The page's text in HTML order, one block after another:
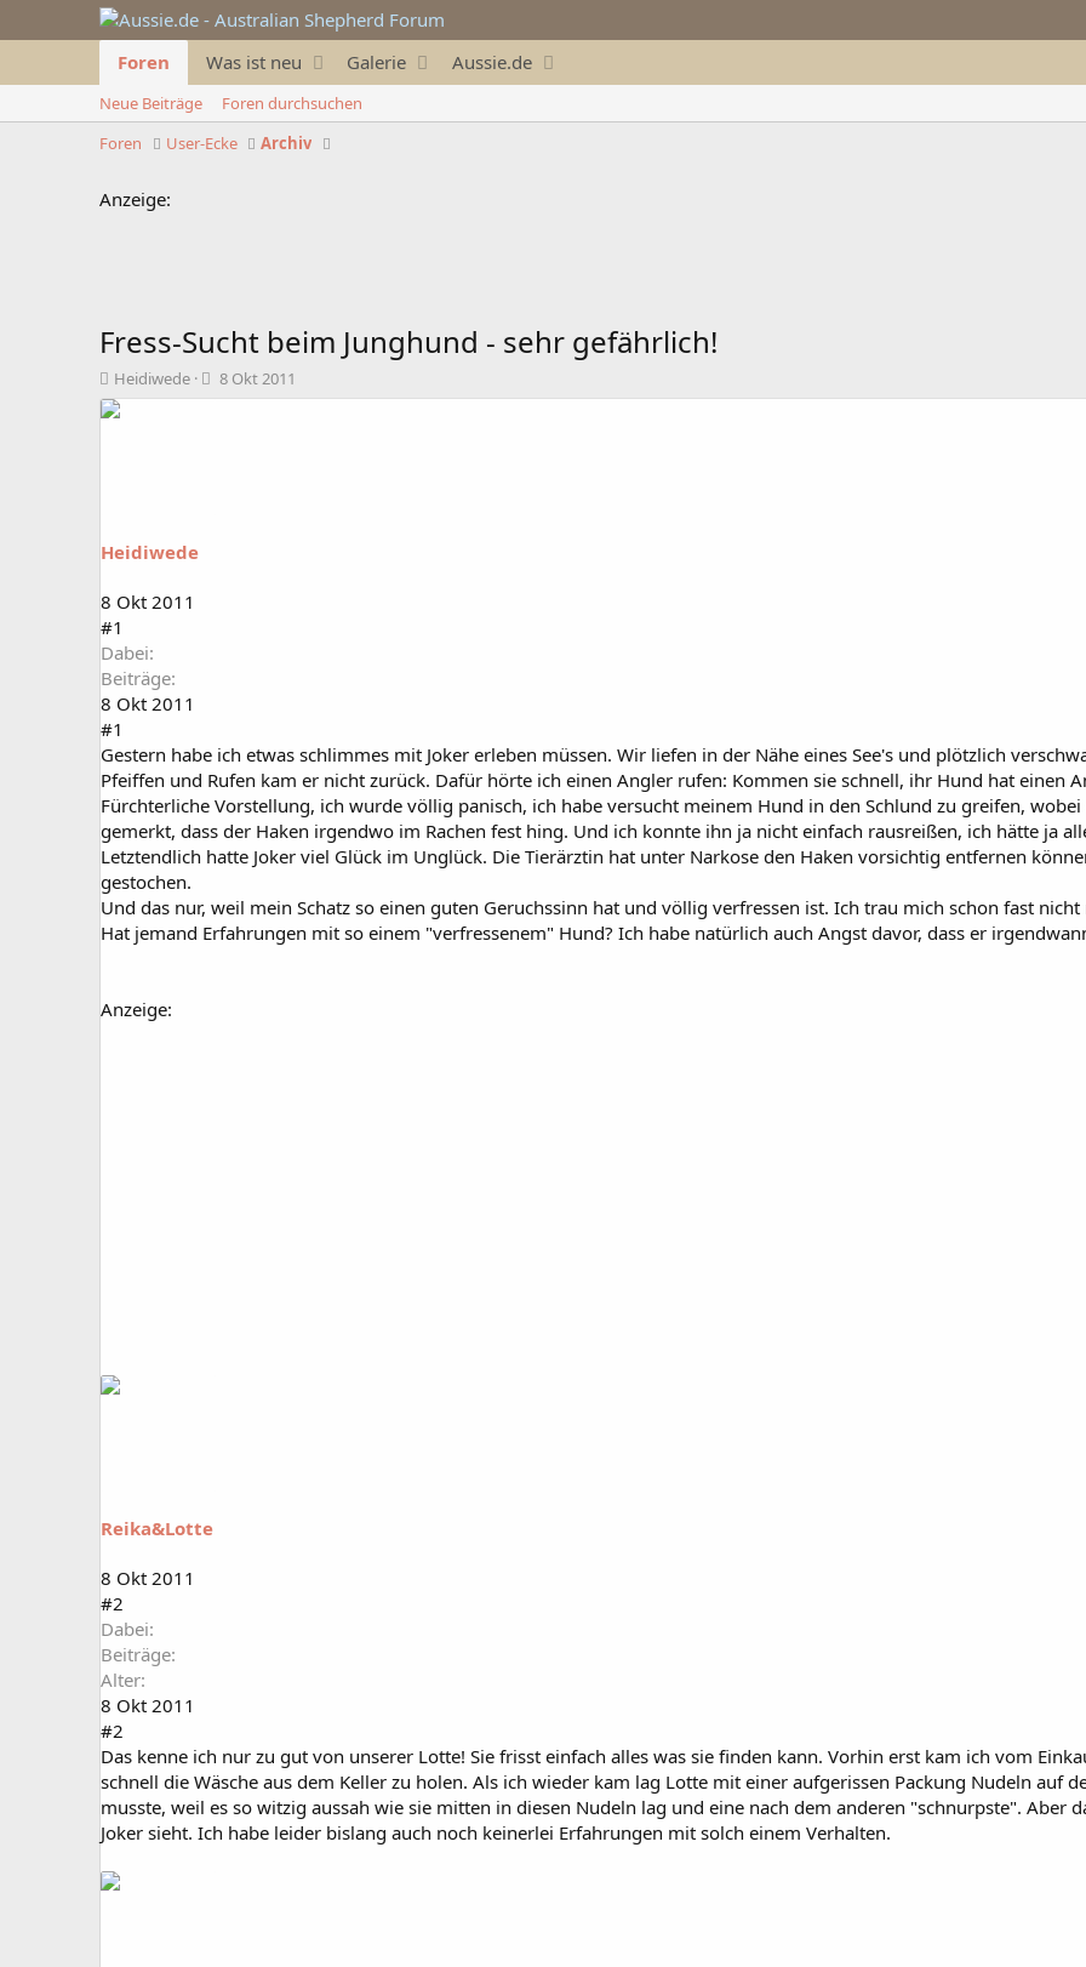
Foren Was ist neu Galerie Aussie.de
Neue Beiträge
Foren durchsuchen
Foren
User-Ecke Archiv
Anzeige:
Fress-Sucht beim Junghund - sehr gefährlich!
T
h
e
a
t
r
Heidiwede
B
e
8 Okt 2011
Heidiwede
8 Okt 2011
#1
Dabei
Beiträge
8 Okt 2011
#1
Gestern habe ich etwas schlimmes mit Joker erleben müssen. Wir liefen in der Nähe eines See's und plötzlich
Pfeiffen und Rufen kam er nicht zurück. Dafür hörte ich einen Angler rufen: Kommen sie schnell, ihr Hund hat einen
Fürchterliche Vorstellung, ich wurde völlig panisch, ich habe versucht meinem Hund in den Schlund zu greifen,
gemerkt, dass der Haken irgendwo im Rachen fest hing. Und ich konnte ihn ja nicht einfach rausreißen, ich hätte ja
Letztendlich hatte Joker viel Glück im Unglück. Die Tierärztin hat unter Narkose den Haken vorsichtig entfernen
gestochen.
Und das nur, weil mein Schatz so einen guten Geruchssinn hat und völlig verfressen ist. Ich trau mich schon fast
Hat jemand Erfahrungen mit so einem "verfressenem" Hund? Ich habe natürlich auch Angst davor, dass er
Anzeige:
Reika&Lotte
8 Okt 2011
#2
Dabei
Beiträge
Alter
8 Okt 2011
#2
Das kenne ich nur zu gut von unserer Lotte! Sie frisst einfach alles was sie finden kann. Vorhin erst kam ich vom
schnell die Wäsche aus dem Keller zu holen. Als ich wieder kam lag Lotte mit einer aufgerissen Packung Nudeln auf
musste, weil es so witzig aussah wie sie mitten in diesen Nudeln lag und eine nach dem anderen "schnurpste". Aber
Joker sieht. Ich habe leider bislang auch noch keinerlei Erfahrungen mit solch einem Verhalten.